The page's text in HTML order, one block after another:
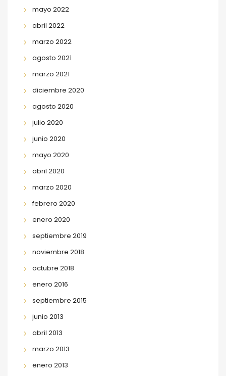
mayo 2022
abril 2022
marzo 2022
agosto 2021
marzo 2021
diciembre 2020
agosto 2020
julio 2020
junio 2020
mayo 2020
abril 2020
marzo 2020
febrero 2020
enero 2020
septiembre 2019
noviembre 2018
octubre 2018
enero 2016
septiembre 2015
junio 2013
abril 2013
marzo 2013
enero 2013